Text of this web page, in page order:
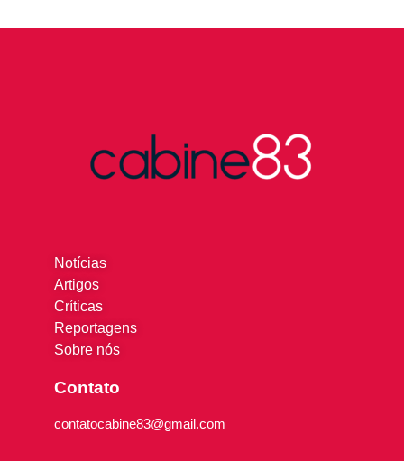
Notícias
Artigos
Críticas
Reportagens
Sobre nós
Contato
contatocabine83@gmail.com